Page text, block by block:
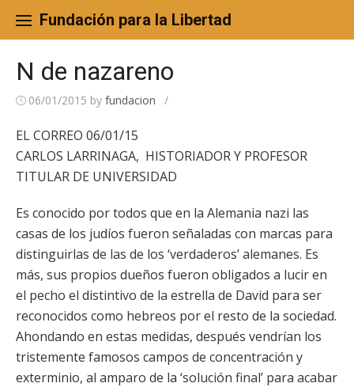
content
Fundación para la Libertad
N de nazareno
06/01/2015 by fundacion /
EL CORREO 06/01/15
CARLOS LARRINAGA, HISTORIADOR Y PROFESOR
TITULAR DE UNIVERSIDAD
Es conocido por todos que en la Alemania nazi las
casas de los judíos fueron señaladas con marcas para
distinguirlas de las de los ‘verdaderos’ alemanes. Es
más, sus propios dueños fueron obligados a lucir en
el pecho el distintivo de la estrella de David para ser
reconocidos como hebreos por el resto de la sociedad.
Ahondando en estas medidas, después vendrían los
tristemente famosos campos de concentración y
exterminio, al amparo de la ‘solución final’ para acabar